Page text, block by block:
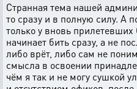
Странная тема нашей
то сразу и в полную силу. А
только у вновь
начинает бить сразу, а не
либо врëт, либо сам не
смысла в освоении
чём я так и не могу сушкой